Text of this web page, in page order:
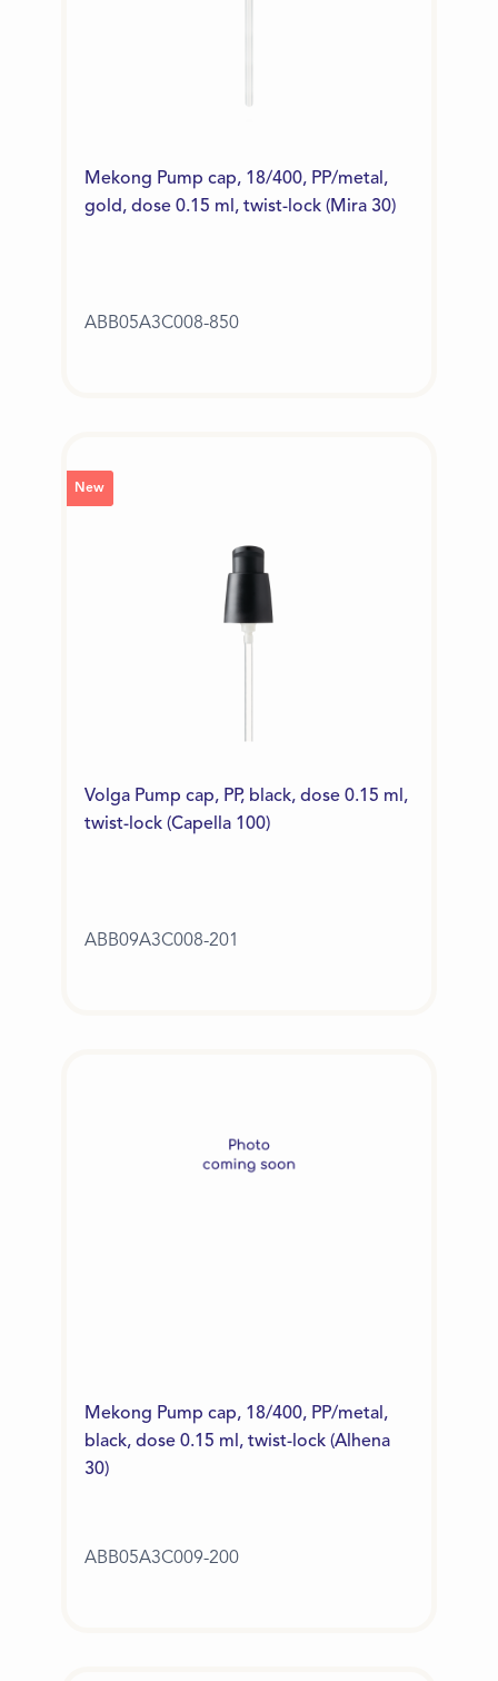
Mekong Pump cap, 18/400, PP/metal,
gold, dose 0.15 ml, twist-lock (Mira 30)
ABB05A3C008-850
New
Volga Pump cap, PP, black, dose 0.15 ml,
twist-lock (Capella 100)
ABB09A3C008-201
Mekong Pump cap, 18/400, PP/metal,
black, dose 0.15 ml, twist-lock (Alhena
30)
ABB05A3C009-200